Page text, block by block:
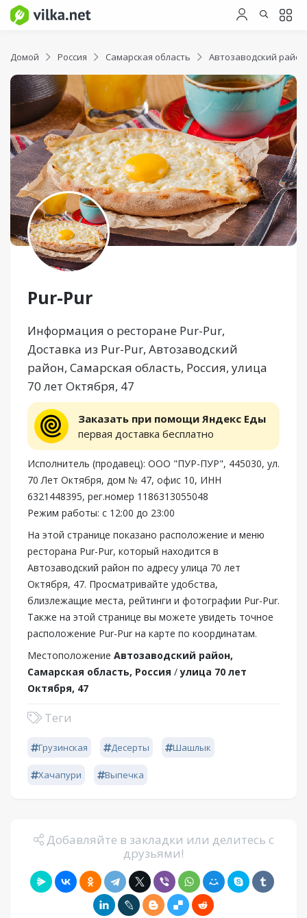
Домой Россия Самарская область Автозаводский район
Pur-Pur
Информация о ресторане Pur-Pur,
Доставка из Pur-Pur, Автозаводский
район, Самарская область, Россия, улица
70 лет Октября, 47
Заказать при помощи Яндекс Еды
первая доставка бесплатно
Исполнитель (продавец): ООО "ПУР-ПУР", 445030, ул.
70 Лет Октября, дом № 47, офис 10, ИНН
6321448395, рег.номер 1186313055048
Режим работы: с 12:00 до 23:00
На этой странице показано расположение и меню
ресторана Pur-Pur, который находится в
Автозаводский район по адресу улица 70 лет
Октября, 47. Просматривайте удобства,
близлежащие места, рейтинги и фотографии Pur-Pur.
Также на этой странице вы можете увидеть точное
расположение Pur-Pur на карте по координатам.
Местоположение Автозаводский район,
Самарская область, Россия /улица 70 лет
Октября, 47
Теги
Грузинская Десерты Шашлык
Хачапури Выпечка
Добавляйте в закладки или делитесь с
друзьями!